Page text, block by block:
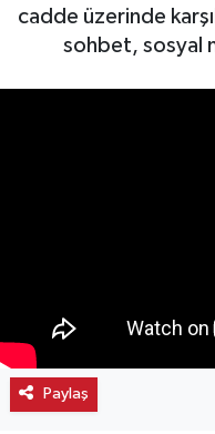
cadde üzerinde
sohbet, sosyal
Paylaş
Boğazkale
Tüm Manşetler